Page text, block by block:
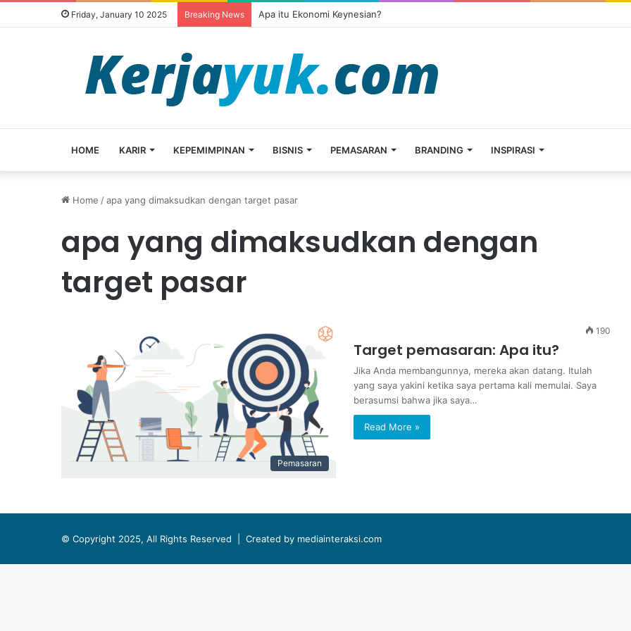
Friday, January 10 2025 Breaking News Apa itu Ekonomi Keynesian?
HOME KARIR KEPEMIMPINAN BISNIS PEMASARAN BRANDING INSPIRASI
Home /apa yang dimaksudkan dengan target pasar
apa yang dimaksudkan dengan
target pasar
Pemasaran
190
Target pemasaran: Apa itu?
Jika Anda membangunnya, mereka akan datang. Itulah
yang saya yakini ketika saya pertama kali memulai. Saya
berasumsi bahwa jika saya…
Read More »
© Copyright 2025, All Rights Reserved | Created by mediainteraksi.com